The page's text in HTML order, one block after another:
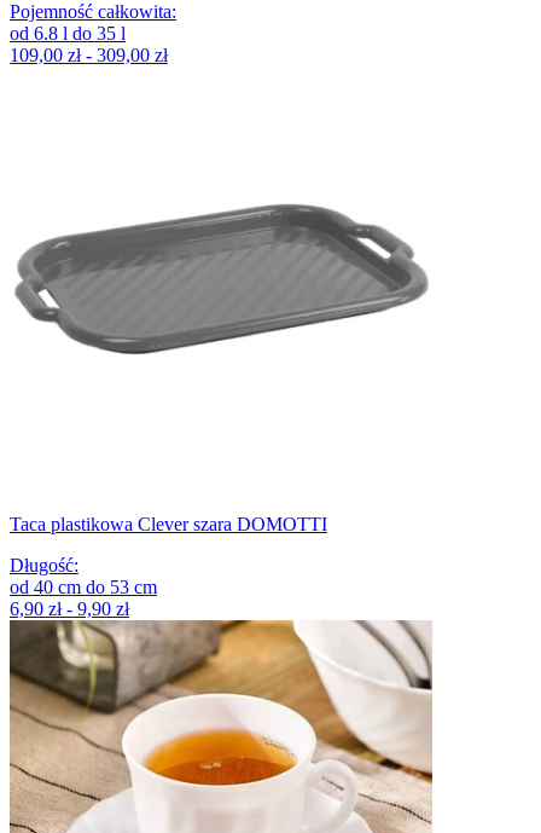
Pojemność całkowita:
od 6.8 l do 35 l
109,00 zł - 309,00 zł
Taca plastikowa Clever szara DOMOTTI
Długość:
od 40 cm do 53 cm
6,90 zł - 9,90 zł